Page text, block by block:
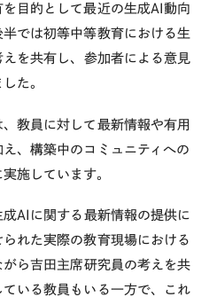
目的として最近の生成AI動向
では初等中等教育における生
を共有し、参加者による意見
た。
教員に対して最新情報や有用
、構築中のコミュニティへの
施しています。
AIに関する最新情報の提供に
れた実際の教育現場における
ら吉田主席研究員の考えを共
いる教員もいる一方で、これ